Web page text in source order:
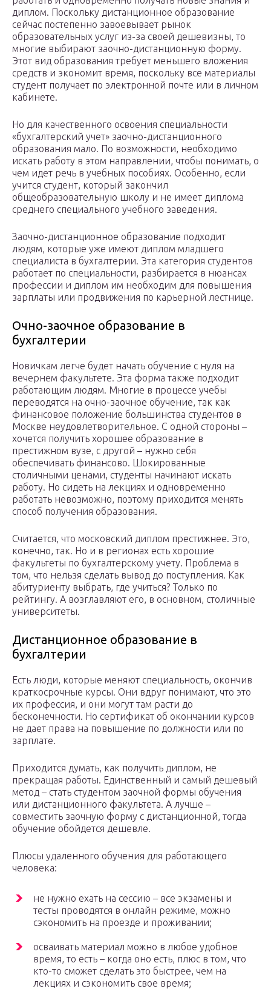
диплом. Поскольку дистанционное образование
сейчас постепенно завоевывает рынок
образовательных услуг из-за своей дешевизны, то
многие выбирают заочно-дистанционную форму.
Этот вид образования требует меньшего вложения
средств и экономит время, поскольку все материалы
студент получает по электронной почте или в личном
кабинете.
Но для качественного освоения специальности
«бухгалтерский учет» заочно-дистанционного
образования мало. По возможности, необходимо
искать работу в этом направлении, чтобы понимать, о
чем идет речь в учебных пособиях. Особенно, если
учится студент, который закончил
общеобразовательную школу и не имеет диплома
среднего специального учебного заведения.
Заочно-дистанционное образование подходит
людям, которые уже имеют диплом младшего
специалиста в бухгалтерии. Эта категория студентов
работает по специальности, разбирается в нюансах
профессии и диплом им необходим для повышения
зарплаты или продвижения по карьерной лестнице.
Очно-заочное образование в
бухгалтерии
Новичкам легче будет начать обучение с нуля на
вечернем факультете. Эта форма также подходит
работающим людям. Многие в процессе учебы
переводятся на очно-заочное обучение, так как
финансовое положение большинства студентов в
Москве неудовлетворительное. С одной стороны –
хочется получить хорошее образование в
престижном вузе, с другой – нужно себя
обеспечивать финансово. Шокированные
столичными ценами, студенты начинают искать
работу. Но сидеть на лекциях и одновременно
работать невозможно, поэтому приходится менять
способ получения образования.
Считается, что московский диплом престижнее. Это,
конечно, так. Но и в регионах есть хорошие
факультеты по бухгалтерскому учету. Проблема в
том, что нельзя сделать вывод до поступления. Как
абитуриенту выбрать, где учиться? Только по
рейтингу. А возглавляют его, в основном, столичные
университеты.
Дистанционное образование в
бухгалтерии
Есть люди, которые меняют специальность, окончив
краткосрочные курсы. Они вдруг понимают, что это
их профессия, и они могут там расти до
бесконечности. Но сертификат об окончании курсов
не дает права на повышение по должности или по
зарплате.
Приходится думать, как получить диплом, не
прекращая работы. Единственный и самый дешевый
метод – стать студентом заочной формы обучения
или дистанционного факультета. А лучше –
совместить заочную форму с дистанционной, тогда
обучение обойдется дешевле.
Плюсы удаленного обучения для работающего
человека:
не нужно ехать на сессию – все экзамены и
тесты проводятся в онлайн режиме, можно
сэкономить на проезде и проживании;
осваивать материал можно в любое удобное
время, то есть – когда оно есть, плюс в том, что
кто-то сможет сделать это быстрее, чем на
лекциях и сэкономить свое время;